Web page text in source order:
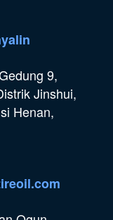
9,
Jinshui,
Henan,